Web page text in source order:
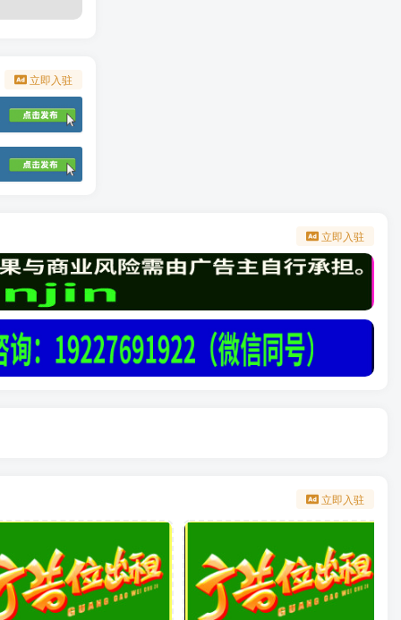
立即入驻
立即入驻
立即入驻